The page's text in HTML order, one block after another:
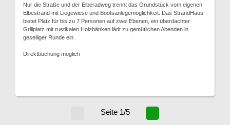
Nur die Straße und der Elberadweg trennt das Grundstück vom eigenen
Elbestrand mit Liegewiese und Bootsanlegemöglichkeit. Das StrandHaus
bietet Platz für bis zu 7 Personen auf zwei Ebenen, ein überdachter
Grillplatz mit rustikalen Holzbänken lädt zu gemütlichen Abenden in
geselliger Runde ein.
Direktbuchung möglich
Seite 1/5